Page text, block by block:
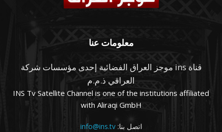
معلومات عنا
قناة ins موجز العراق الفضائية إحدى مؤسسات شركة
العراقي ذ.م.م
INS Tv Satellite Channel is one of the institutions affiliated
with Aliraqi GmbH
اتصل بنا:info@ins.tv